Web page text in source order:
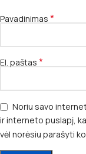
Pavadinimas *
El. paštas *
Noriu savo
ir interneto puslapį,
vėl norėsiu parašyti